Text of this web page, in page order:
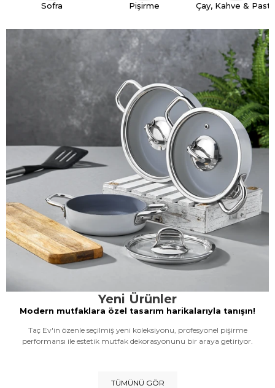
Sofra Pişirme Çay, Kahve &
Yeni Ürünler
Modern mutfaklara özel tasarım harikalarıyla tanışın!
Taç Ev'in özenle seçilmiş yeni koleksiyonu, profesyonel pişirme
performansı ile estetik mutfak dekorasyonunu bir araya getiriyor.
TÜMÜNÜ GÖR